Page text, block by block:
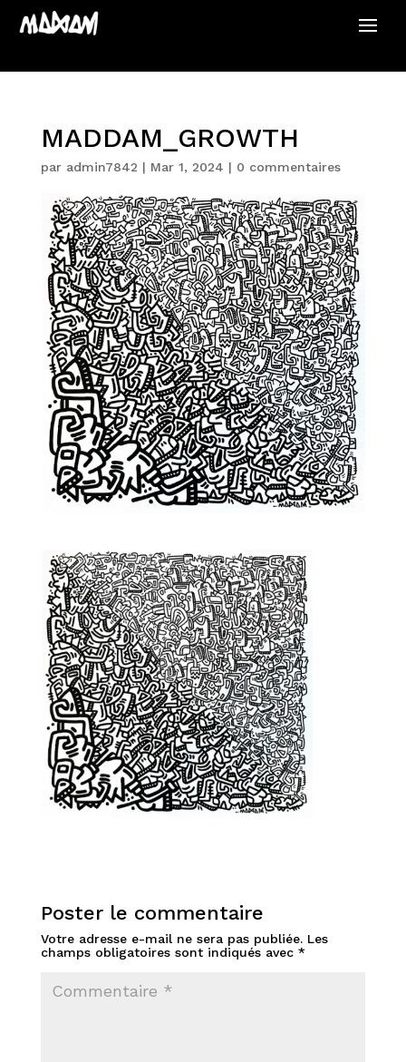
MADDAM_GROWTH
par admin7842 | Mar 1, 2024 | 0 commentaires
Poster le commentaire
Votre adresse e-mail ne sera pas publiée. Les
champs obligatoires sont indiqués avec *